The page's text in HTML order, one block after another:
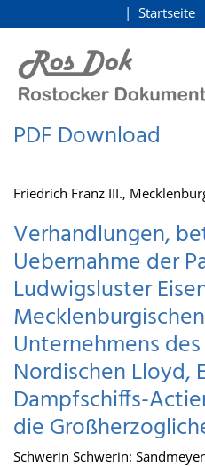
zum Inhalt
Startseite
PDF Download
Friedrich Franz III.,
Verhandlungen,
Uebernahme der
Ludwigsluster
Unternehmens
Nordischen Lloyd,
Dampfschiffs-
die
Schwerin Schwerin: